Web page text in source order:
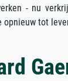
- nu
tot